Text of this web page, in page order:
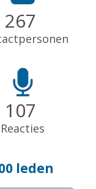
267
107
Reacties
leden